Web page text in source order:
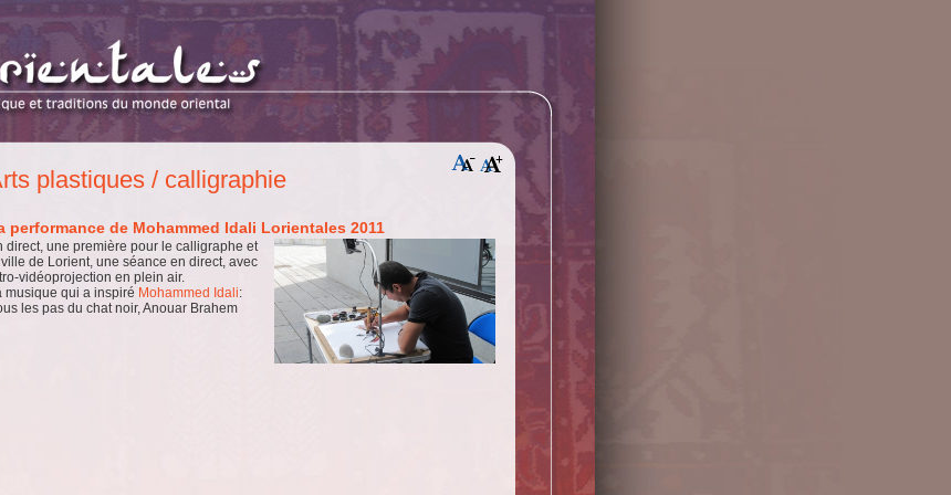
Arts plastiques / calligraphie
performance de Mohammed Idali Lorientales 2011
direct, une première pour le calligraphe et
ville de Lorient, une séance en direct, avec
vidéoprojection en plein air.
musique qui a inspiré Mohammed Idali:
les pas du chat noir, Anouar Brahem